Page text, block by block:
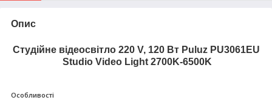
Опис
Студійне відеосвітло 220 V, 120 Вт Puluz PU3061EU
Studio Video Light 2700K-6500K
Особливості